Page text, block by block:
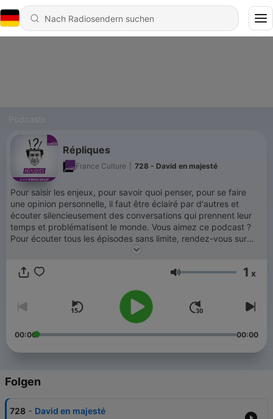
Répliques
France Culture 728 - David en majesté
Pour saisir les enjeux, pour savoir quoi penser, pour se faire
une opinion personnelle, il faut être éclairé par d'autres et
écouter silencieusement des conversations qui prennent leur
temps et problématisent le monde. Vous aimez ce podcast ?
Pour écouter tous les épisodes sans limite, rendez-vous sur
Lautstärke 1 x
00:00 00:00
Folgen
728 - David en majesté